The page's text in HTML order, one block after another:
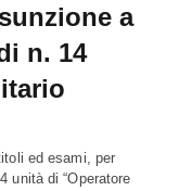
a
n. 14
ed esami, per
unità di “Operatore